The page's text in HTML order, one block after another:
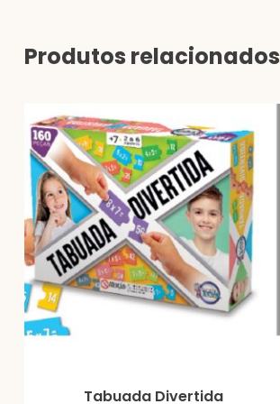
Produtos relacionados
Tabuada Divertida